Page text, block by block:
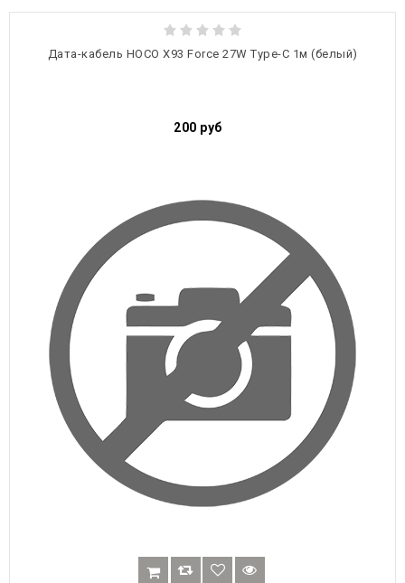
Дата-кабель HOCO X93 Force 27W Type-C 1м (белый)
200 руб